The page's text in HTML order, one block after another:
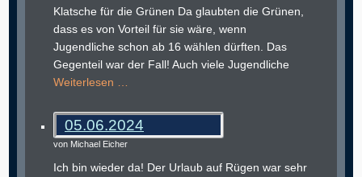
Klatsche für die Grünen Da glaubten die Grünen,
dass es von Vorteil für sie wäre, wenn
Jugendliche schon ab 16 wählen dürften. Das
Gegenteil war der Fall! Auch viele Jugendliche
Weiterlesen …
05.06.2024
von Michael Eicher
Ich bin wieder da! Der Urlaub auf Rügen war sehr